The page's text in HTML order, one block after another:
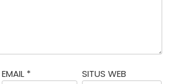
EMAIL * SITUS WEB